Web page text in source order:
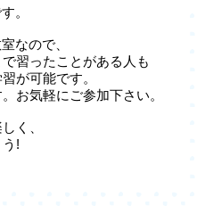
。
なので、
習ったことがある人も
が可能です。
お気軽にご参加下さい。
く、
!